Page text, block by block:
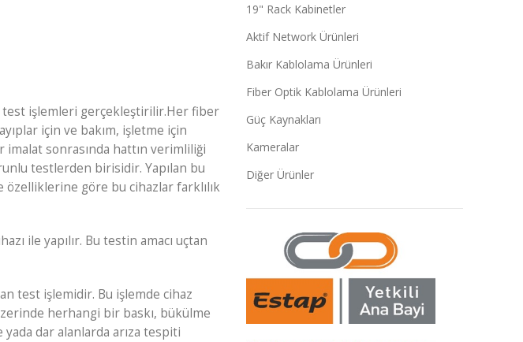
test işlemleri gerçekleştirilir.Her fiber
için ve bakım, işletme için
sonrasında hattın verimliliği
testlerden birisidir. Yapılan bu
özelliklerine göre bu cihazlar farklılık
ile yapılır. Bu testin amacı uçtan
test işlemidir. Bu işlemde cihaz
herhangi bir baskı, bükülme
yada dar alanlarda arıza tespiti
19" Rack Kabinetler
Aktif Network Ürünleri
Bakır Kablolama Ürünleri
Fiber Optik Kablolama Ürünleri
Güç Kaynakları
Kameralar
Diğer Ürünler